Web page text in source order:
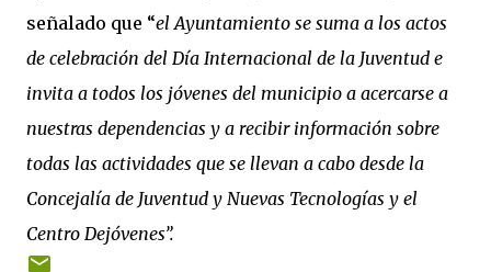
señalado que “el Ayuntamiento se suma a los actos
de celebración del Día Internacional de la Juventud e
invita a todos los jóvenes del municipio a acercarse a
nuestras dependencias y a recibir información sobre
todas las actividades que se llevan a cabo desde la
Concejalía de Juventud y Nuevas Tecnologías y el
Centro Dejóvenes”.